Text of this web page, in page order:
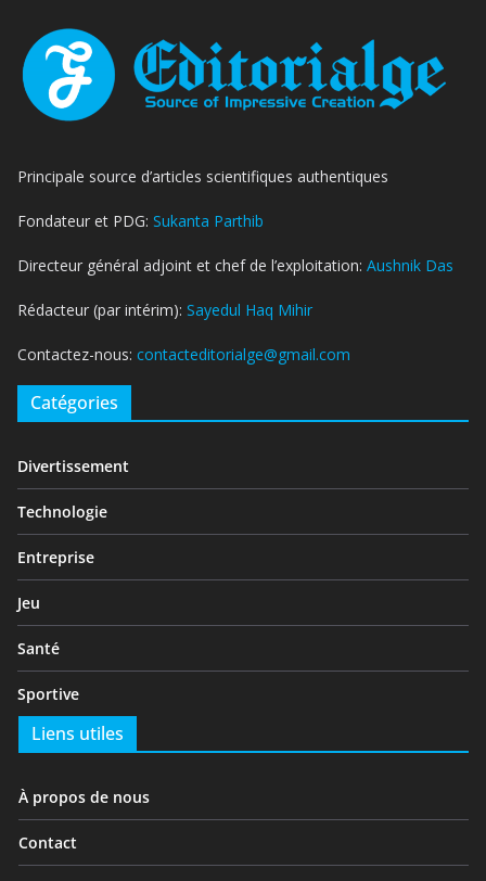
Principale source d’articles scientifiques authentiques
Fondateur et PDG: Sukanta Parthib
Directeur général adjoint et chef de l’exploitation: Aushnik Das
Rédacteur (par intérim): Sayedul Haq Mihir
Contactez-nous: contacteditorialge@gmail.com
Catégories
Divertissement
Technologie
Entreprise
Jeu
Santé
Sportive
Liens utiles
À propos de nous
Contact